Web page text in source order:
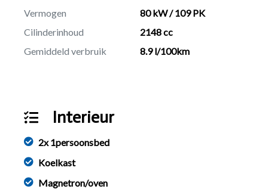
Vermogen
80 kW / 109 PK
Cilinderinhoud
2148 cc
Gemiddeld verbruik
8.9 l/100km
Interieur
2x 1persoonsbed
Koelkast
Magnetron/oven